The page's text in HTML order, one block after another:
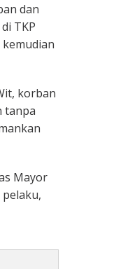
dan
TKP
korban
tanpa
Mayor